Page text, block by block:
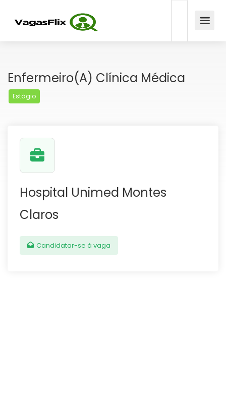
Enfermeiro(a) Clínica Médica
Estágio
Hospital Unimed Montes
Claros
Candidatar-se à vaga